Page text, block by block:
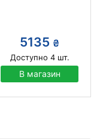
5135 ₴
Доступно 4шт.
В магазин